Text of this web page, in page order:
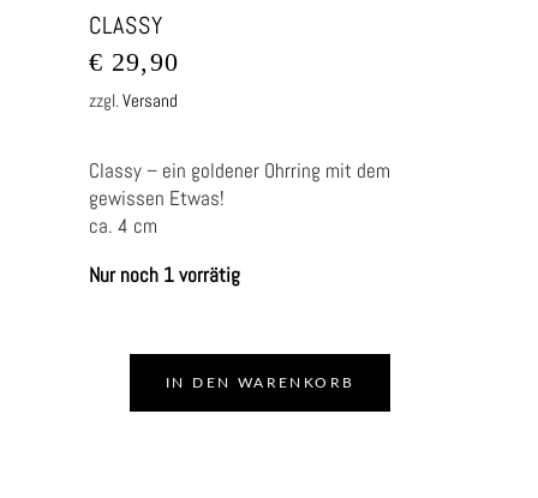
CLASSY
€ 29,90
zzgl.Versand
Classy – ein goldener Ohrring mit dem
gewissen Etwas!
ca. 4 cm
Nur noch 1 vorrätig
IN DEN WARENKORB